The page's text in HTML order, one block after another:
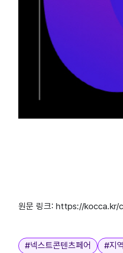
원문 링크: https://kocca.kr/
태그
#넥스트콘텐츠페어 #지